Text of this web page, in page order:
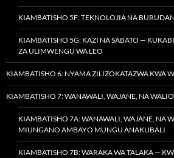
KIAMBATISHO 5F: TEKNOLOJIA NA
KIAMBATISHO 5G: KAZI NA SABATO —
ZA ULIMWENGU WA LEO
KIAMBATISHO 6: NYAMA ZILIZOKATAZWA KWA
KIAMBATISHO 7: WANAWALI, WAJANE, NA
KIAMBATISHO 7A: WANAWALI, WAJANE, NA
MIUNGANO AMBAYO MUNGU ANAKUBALI
KIAMBATISHO 7B: WARAKA WA TALAKA —